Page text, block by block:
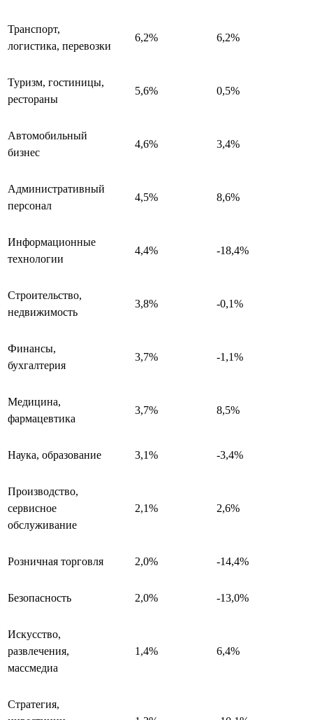
Транспорт,
логистика, перевозки
6,2% 6,2%
Туризм, гостиницы,
рестораны
5,6% 0,5%
Автомобильный
бизнес
4,6% 3,4%
Административный
персонал
4,5% 8,6%
Информационные
технологии
4,4% -18,4%
Строительство,
недвижимость
3,8% -0,1%
Финансы,
бухгалтерия
3,7% -1,1%
Медицина,
фармацевтика
3,7% 8,5%
Наука, образование 3,1% -3,4%
Производство,
сервисное
обслуживание
2,1% 2,6%
Розничная торговля 2,0% -14,4%
Безопасность 2,0% -13,0%
Искусство,
развлечения,
массмедиа
1,4% 6,4%
Стратегия,